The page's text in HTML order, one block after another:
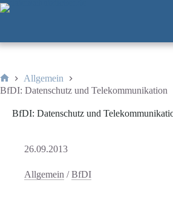
Zum
Inhalt
Start
Allgemein
BfDI: Datenschutz und Telekommunikation
BfDI: Datenschutz und
26.09.2013
Allgemein /BfDI